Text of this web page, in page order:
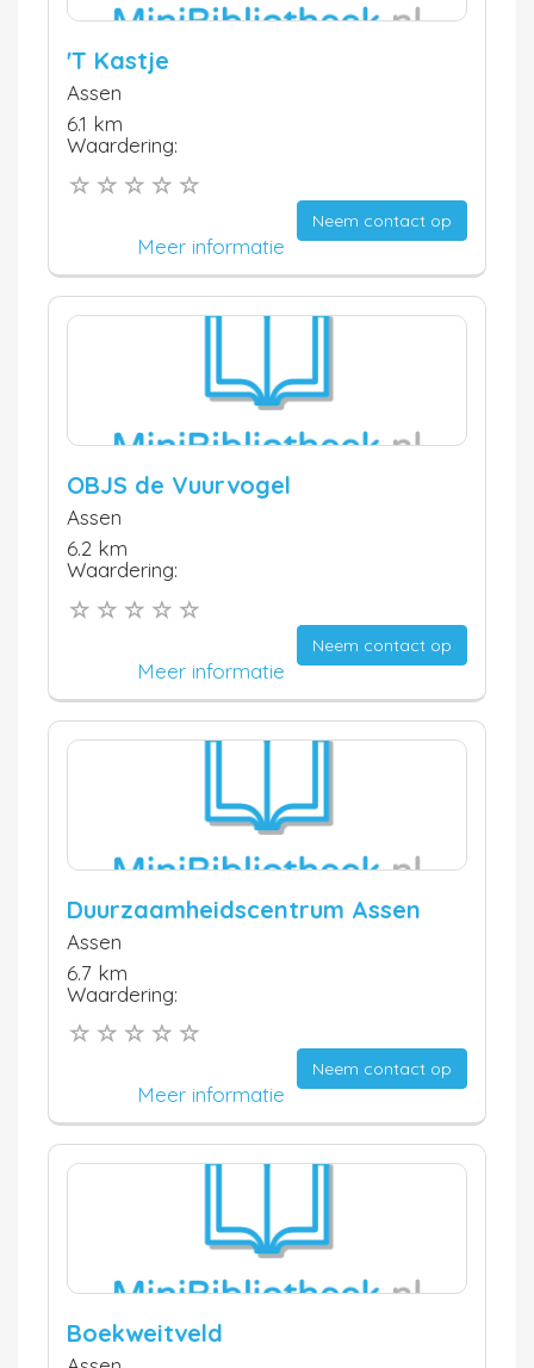
'T Kastje
Assen
6.1 km
Waardering:
Neem contact op
Meer informatie
OBJS de Vuurvogel
Assen
6.2 km
Waardering:
Neem contact op
Meer informatie
Duurzaamheidscentrum Assen
Assen
6.7 km
Waardering:
Neem contact op
Meer informatie
Boekweitveld